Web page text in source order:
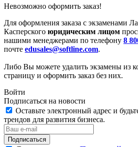
Невозможно оформить заказ!
Для оформления заказа с экзаменами
Касперского юридическим лицом
нашими менеджерами по телефону 8
почте edusales@softline.com.
Либо Вы можете удалить экзамены из
страницу и оформить заказ без них.
Войти
Подписаться на новости
Оставьте электронный адрес и
трендов для развития бизнеса.